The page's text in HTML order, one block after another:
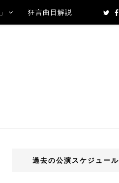
狂言曲目解説
過去の公演スケジュール